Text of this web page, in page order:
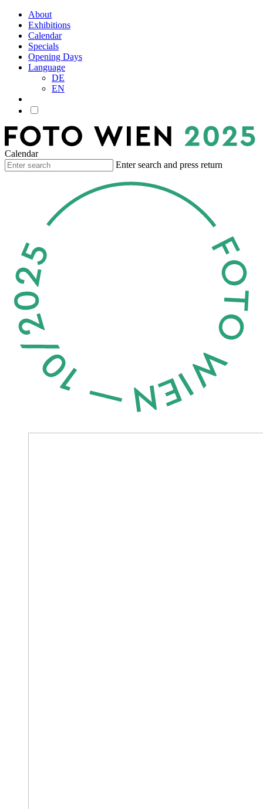
About
Exhibitions
Calendar
Specials
Opening Days
Language
DE
EN
Calendar
Enter search and press return